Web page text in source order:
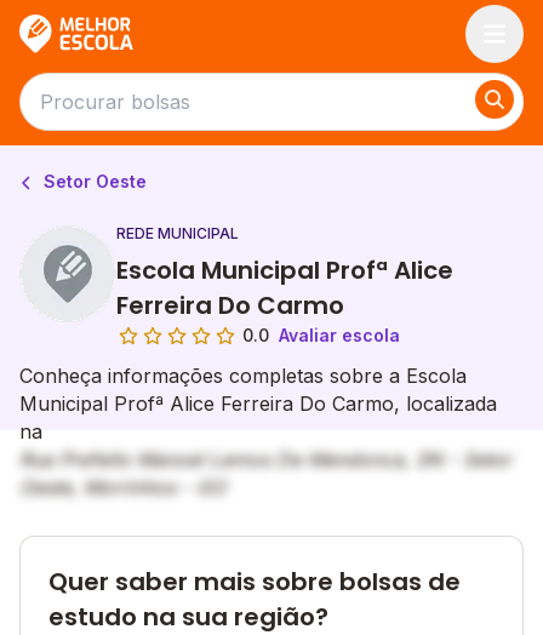
Setor Oeste
REDE MUNICIPAL
Escola Municipal Profª Alice
Ferreira Do Carmo
0.0 Avaliar escola
Conheça informações completas sobre a Escola
Municipal Profª Alice Ferreira Do Carmo, localizada
na
Rua Prefeito Manoel Lemos De Mendonca, SN - Setor
Oeste, Morrinhos - GO
Quer saber mais sobre bolsas de
estudo na sua região?